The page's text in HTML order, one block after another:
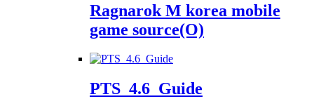
Ragnarok M korea mobile
game source(O)
PTS_4.6_Guide